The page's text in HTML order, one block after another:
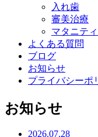
入れ歯
審美治療
マタニテ
よくある質問
ブログ
お知らせ
プライバシーポ
お知らせ
2026.07.28